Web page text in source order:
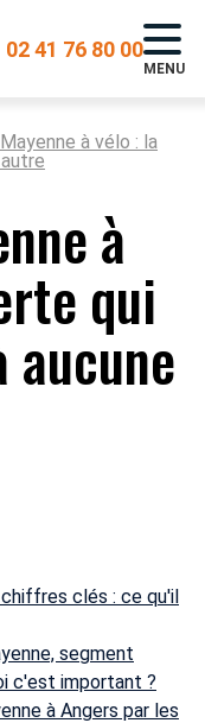
02 41 76 80 00
MENU
à vélo : la
à
qui
aucune
clés : ce qu'il
segment
c'est important ?
à Angers par les